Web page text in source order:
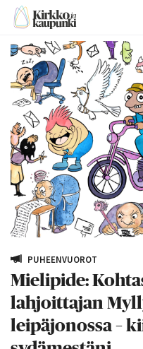
PUHEENVUOROT
Mielipide:
lahjoittajan
leipäjonossa –